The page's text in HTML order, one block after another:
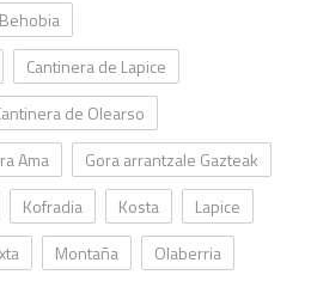
Cantinera de Lapice
de Olearso
Ama
Gora arrantzale Gazteak
Kofradia Kosta
Lapice
Montaña Olaberria